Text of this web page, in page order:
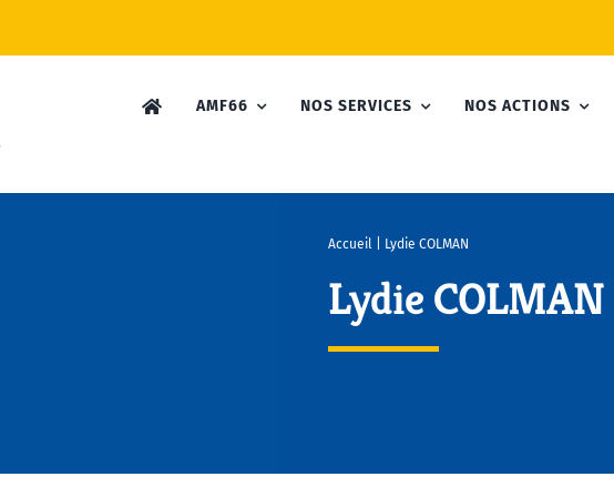
AMF66 NOS SERVICES NOS ACTIONS
Accueil| Lydie COLMAN
Lydie COLMAN